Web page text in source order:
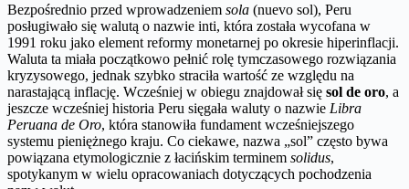
Bezpośrednio przed wprowadzeniem sola (nuevo sol), Peru
posługiwało się walutą o nazwie inti, która została wycofana w
1991 roku jako element reformy monetarnej po okresie hiperinflacji.
Waluta ta miała początkowo pełnić rolę tymczasowego rozwiązania
kryzysowego, jednak szybko straciła wartość ze względu na
narastającą inflację. Wcześniej w obiegu znajdował się sol de oro, a
jeszcze wcześniej historia Peru sięgała waluty o nazwie Libra
Peruana de Oro, która stanowiła fundament wcześniejszego
systemu pieniężnego kraju. Co ciekawe, nazwa „sol” często bywa
powiązana etymologicznie z łacińskim terminem solidus,
spotykanym w wielu opracowaniach dotyczących pochodzenia